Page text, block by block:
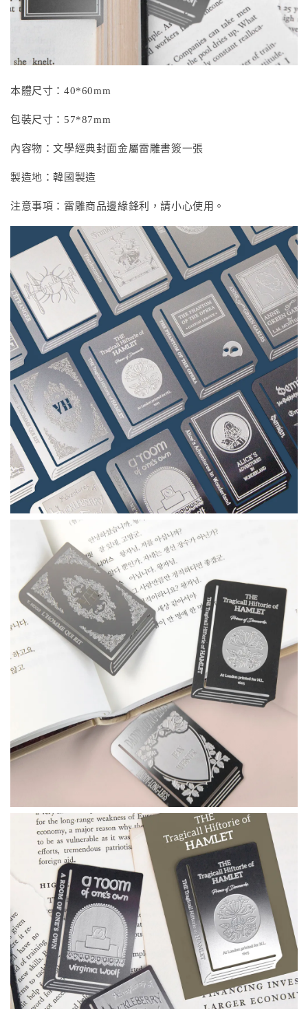
本體尺寸：40*60mm
包裝尺寸：57*87mm
內容物：文學經典封面金屬雷雕書簽一張
製造地：韓國製造
注意事項：雷雕商品邊緣鋒利，請小心使用。